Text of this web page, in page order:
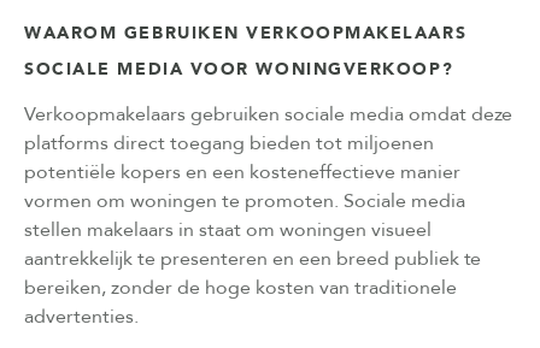
WAAROM GEBRUIKEN VERKOOPMAKELAARS
SOCIALE MEDIA VOOR WONINGVERKOOP?
Verkoopmakelaars gebruiken sociale media omdat deze
platforms direct toegang bieden tot miljoenen
potentiële kopers en een kosteneffectieve manier
vormen om woningen te promoten. Sociale media
stellen makelaars in staat om woningen visueel
aantrekkelijk te presenteren en een breed publiek te
bereiken, zonder de hoge kosten van traditionele
advertenties.